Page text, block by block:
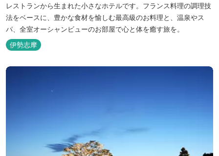
レストランから生まれた小さなホテルです。フランス料理の調理技
法をベースに、豊かな食材を愉しむ最高級のお料理と、温泉やス
パ、全室オーシャンビューのお部屋で心と体を癒す旅を。
伊勢志摩